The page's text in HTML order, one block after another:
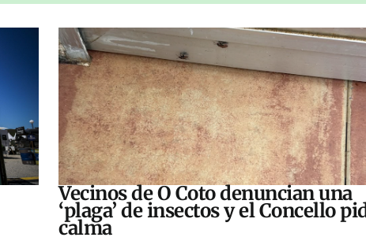
Vecinos de O Coto denuncian una
‘plaga’ de insectos y el Concello
calma